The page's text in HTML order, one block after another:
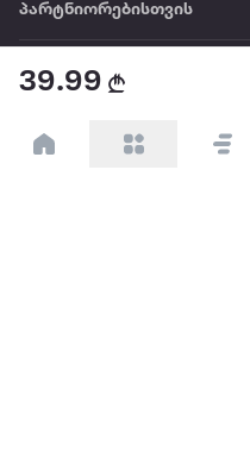
39.99
პარტნიორებისთვის
ტრენდული
პოპულარული